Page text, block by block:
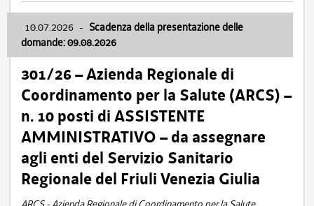
10.07.2026 - Scadenza della presentazione delle
domande: 09.08.2026
301/26 – Azienda Regionale di
Coordinamento per la Salute (ARCS) –
n. 10 posti di ASSISTENTE
AMMINISTRATIVO – da assegnare
agli enti del Servizio Sanitario
Regionale del Friuli Venezia Giulia